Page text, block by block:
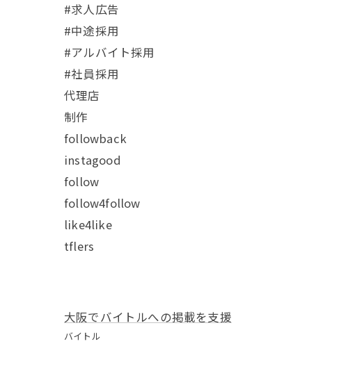
#求人広告
#中途採用
#アルバイト採用
#社員採用
代理店
制作
followback
instagood
follow
follow4follow
like4like
tflers
大阪でバイトルへの掲載を支援
バイトル